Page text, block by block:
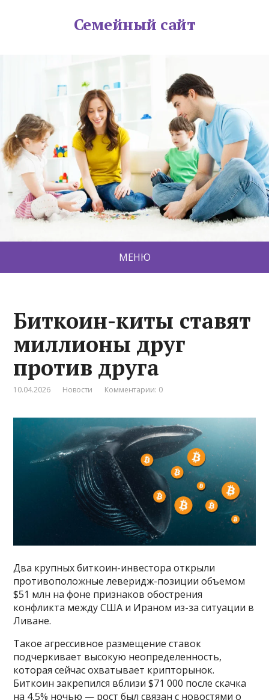
Семейный сайт
МЕНЮ
Биткоин-киты ставят
миллионы друг
против друга
10.04.2026 Новости Комментарии: 0
Два крупных биткоин-инвестора открыли
противоположные леверидж-позиции объемом
$51 млн на фоне признаков обострения
конфликта между США и Ираном из-за ситуации в
Ливане.
Такое агрессивное размещение ставок
подчеркивает высокую неопределенность,
которая сейчас охватывает крипторынок.
Биткоин закрепился вблизи $71 000 после скачка
на 4,5% ночью — рост был связан с новостями о